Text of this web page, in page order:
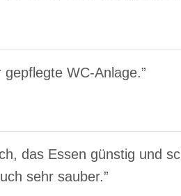
gepflegte WC-Anlage.”
das Essen günstig und
sehr sauber.”